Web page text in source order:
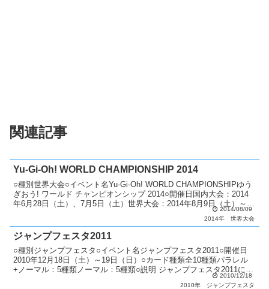
関連記事
Yu-Gi-Oh! WORLD CHAMPIONSHIP 2014
○種別世界大会○イベント名Yu-Gi-Oh! WORLD CHAMPIONSHIPゆう
ぎおう! ワールド チャンピオンシップ 2014○開催日国内大会：2014
年6月28日（土）、7月5日（土）世界大会：2014年8月9日（土）～10
2014/08/09
2014年
世界大会
ジャンプフェスタ2011
○種別ジャンプフェスタ○イベント名ジャンプフェスタ2011○開催日
2010年12月18日（土）～19日（日）○カード種類全10種類パラレル
+ノーマル：5種類ノーマル：5種類○説明 ジャンプフェスタ2011にて
2010/12/18
2010年
ジャンプフェスタ